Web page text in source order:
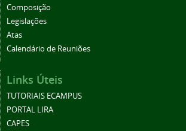
Composição
Legislações
Atas
Calendário de Reuniões
Links Úteis
TUTORIAIS ECAMPUS
PORTAL LIRA
CAPES